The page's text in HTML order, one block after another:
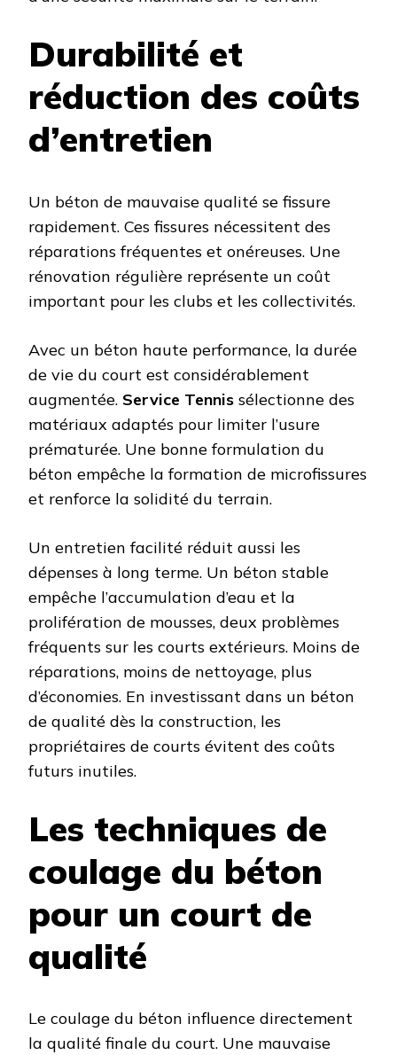
Durabilité et
réduction des coûts
d’entretien
Un béton de mauvaise qualité se fissure
rapidement. Ces fissures nécessitent des
réparations fréquentes et onéreuses. Une
rénovation régulière représente un coût
important pour les clubs et les collectivités.
Avec un béton haute performance, la durée
de vie du court est considérablement
augmentée. Service Tennis sélectionne des
matériaux adaptés pour limiter l’usure
prématurée. Une bonne formulation du
béton empêche la formation de microfissures
et renforce la solidité du terrain.
Un entretien facilité réduit aussi les
dépenses à long terme. Un béton stable
empêche l’accumulation d’eau et la
prolifération de mousses, deux problèmes
fréquents sur les courts extérieurs. Moins de
réparations, moins de nettoyage, plus
d’économies. En investissant dans un béton
de qualité dès la construction, les
propriétaires de courts évitent des coûts
futurs inutiles.
Les techniques de
coulage du béton
pour un court de
qualité
Le coulage du béton influence directement
la qualité finale du court. Une mauvaise